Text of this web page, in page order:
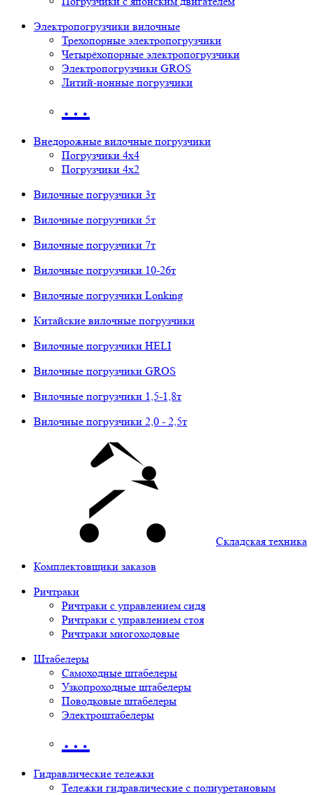
Электропогрузчики вилочные
Трехопорные электропогрузчики
Четырёхопорные электропогрузчики
Электропогрузчики GROS
Литий-ионные погрузчики
…
Внедорожные вилочные погрузчики
Погрузчики 4х4
Погрузчики 4х2
Вилочные погрузчики 3т
Вилочные погрузчики 5т
Вилочные погрузчики 7т
Вилочные погрузчики 10-26т
Вилочные погрузчики Lonking
Китайские вилочные погрузчики
Вилочные погрузчики HELI
Вилочные погрузчики GROS
Вилочные погрузчики 1,5-1,8т
Вилочные погрузчики 2,0 - 2,5т
Складская техника
Комплектовщики заказов
Ричтраки
Ричтраки с управлением сидя
Ричтраки с управлением стоя
Ричтраки многоходовые
Штабелеры
Самоходные штабелеры
Узкопроходные штабелеры
Поводковые штабелеры
Электроштабелеры
…
Гидравлические тележки
Тележки гидравлические с полиуретановым